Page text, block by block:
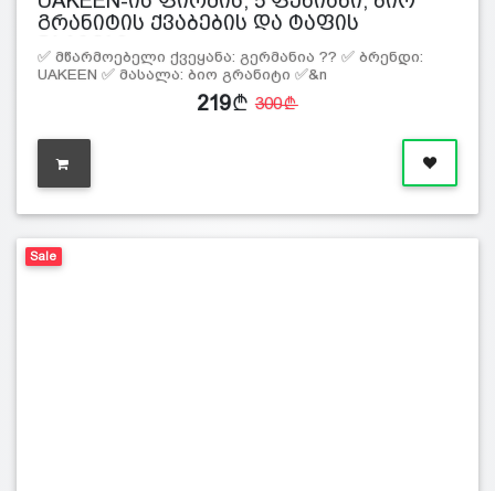
გრანიტის ქვაბების და ტაფის
✅ მწარმოებელი ქვეყანა: გერმანია ?? ✅ ბრენდი:
UAKEEN ✅ მასალა: ბიო გრანიტი ✅&n
219 300
Sale